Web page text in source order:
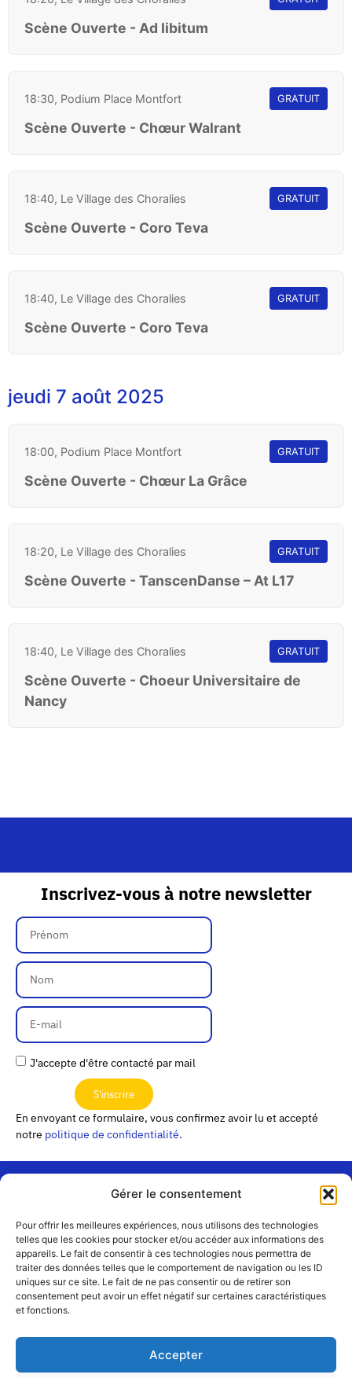
Gérer le consentement
Pour offrir les meilleures expériences, nous utilisons des technologies
telles que les cookies pour stocker et/ou accéder aux informations des
appareils. Le fait de consentir à ces technologies nous permettra de
traiter des données telles que le comportement de navigation ou les ID
uniques sur ce site. Le fait de ne pas consentir ou de retirer son
consentement peut avoir un effet négatif sur certaines caractéristiques
et fonctions.
Accepter
Scène Ouverte - Ad libitum
18:30, Podium Place Montfort GRATUIT
Scène Ouverte - Chœur Walrant
18:40, Le Village des Choralies GRATUIT
Scène Ouverte - Coro Teva
18:40, Le Village des Choralies GRATUIT
Scène Ouverte - Coro Teva
jeudi 7 août 2025
18:00, Podium Place Montfort GRATUIT
Scène Ouverte - Chœur La Grâce
18:20, Le Village des Choralies GRATUIT
Scène Ouverte - TanscenDanse – At L17
18:40, Le Village des Choralies GRATUIT
Scène Ouverte - Choeur Universitaire de
Nancy
Inscrivez-vous à notre newsletter
J'accepte d'être contacté par mail
S'inscrire
En envoyant ce formulaire, vous confirmez avoir lu et accepté
notre politique de confidentialité.
Contact
Équipe
Mentions
légales
« Les
Passerelles »
24 Avenue
Joannès
Masset
CS51001
cedex 09
+33 4 72 19
Rejoignez-
nous